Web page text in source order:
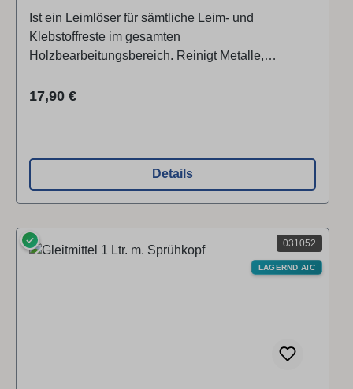
Ist ein Leimlöser für sämtliche Leim- und
Klebstoffreste im gesamten
Holzbearbeitungsbereich. Reinigt Metalle,
Verschmutzungsgrad mit Wasser verdünnbar. Bei
Regulärer Preis:
17,90 €
Details
031052
✓
LAGERND AIC